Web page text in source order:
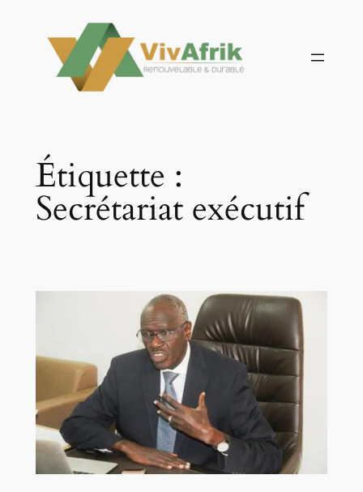
contenu
Étiquette :
Secrétariat exécutif